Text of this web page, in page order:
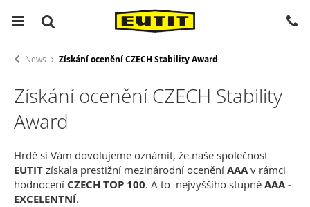
News Získání ocenění CZECH Stability Award
Získání ocenění CZECH Stability
Award
Hrdě si Vám dovolujeme oznámit, že naše společnost
EUTIT získala prestižní mezinárodní ocenění AAAv rámci
hodnocení CZECH TOP 100. A to nejvyššího stupně AAA -
EXCELENTNÍ.